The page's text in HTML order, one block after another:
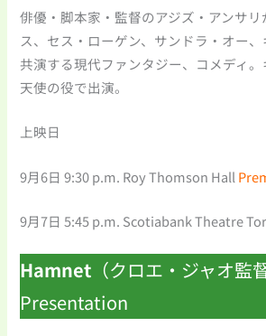
俳優・脚本家・監督のアジズ・アンサ
ス、セス・ローゲン、サンドラ・オー
共演する現代ファンタジー、コメディ
天使の役で出演。
上映日
9月6日 9:30 p.m. Roy Thomson Hall
9月7日 5:45 p.m. Scotiabank Theatre
Hamnet （クロエ・ジャオ監
Presentation